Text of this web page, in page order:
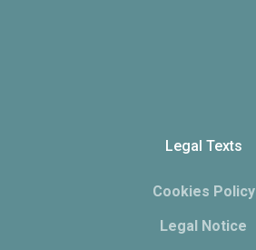
Legal Texts
Cookies Policy
Legal Notice